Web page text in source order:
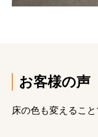
お客様の声
床の色も変えるこ